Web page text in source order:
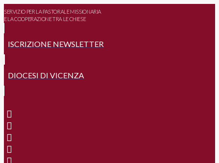
SERVIZIO PER LA PASTORALE MISSIONARIA
E LA COOPERAZIONE TRA LE CHIESE
ISCRIZIONE NEWSLETTER
DIOCESI DI VICENZA